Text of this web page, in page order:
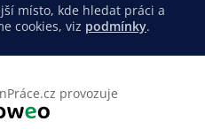
místo, kde hledat práci a
cookies, viz podmínky.
provozuje